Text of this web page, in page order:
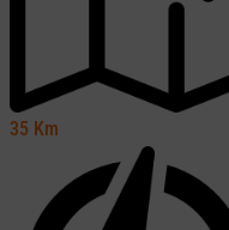
35 Km